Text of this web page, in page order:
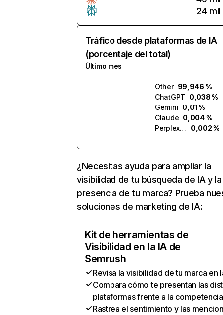
24 mil
Tráfico desde plataformas de IA
(porcentaje del total)
Último mes
Other 99,946 %
ChatGPT 0,038 %
Gemini 0,01 %
Claude 0,004 %
Perplexity
0,002 %
¿Necesitas ayuda para ampliar la
visibilidad de tu búsqueda de IA y la
presencia de tu marca? Prueba
soluciones de marketing de IA:
Kit de herramientas de
Visibilidad en la IA de
Semrush
Revisa la visibilidad de tu marca en
Compara cómo te presentan las
plataformas frente a la competencia
Rastrea el sentimiento y las